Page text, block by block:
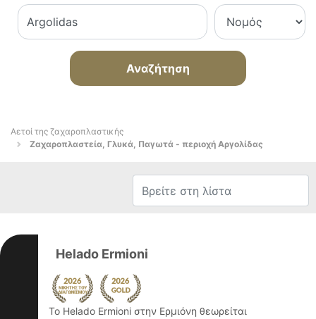
Αναζήτηση
Αετοί της ζαχαροπλαστικής
Ζαχαροπλαστεία, Γλυκά, Παγωτά - περιοχή Αργολίδας
Helado Ermioni
Το Helado Ermioni στην Ερμιόνη θεωρείται